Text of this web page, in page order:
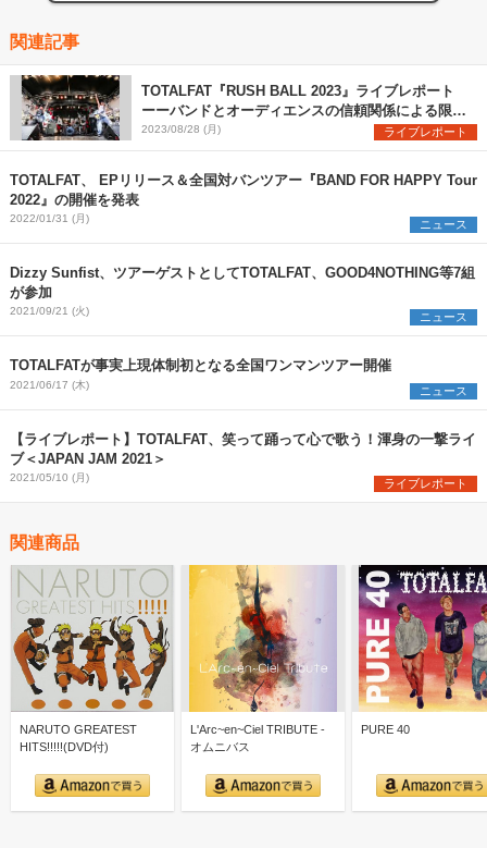
関連記事
TOTALFAT『RUSH BALL 2023』ライブレポート
ーーバンドとオーディエンスの信頼関係による限界
突破と灼熱アクト
2023/08/28 (月) ライブレポート
TOTALFAT、 EPリリース＆全国対バンツアー『BAND FOR HAPPY Tour
2022』の開催を発表
2022/01/31 (月) ニュース
Dizzy Sunfist、ツアーゲストとしてTOTALFAT、GOOD4NOTHING等7組
が参加
2021/09/21 (火) ニュース
TOTALFATが事実上現体制初となる全国ワンマンツアー開催
2021/06/17 (木) ニュース
【ライブレポート】TOTALFAT、笑って踊って心で歌う！渾身の一撃ライ
ブ＜JAPAN JAM 2021＞
2021/05/10 (月) ライブレポート
関連商品
NARUTO GREATEST
HITS!!!!!(DVD付)
L'Arc~en~Ciel TRIBUTE -
オムニバス
PURE 40